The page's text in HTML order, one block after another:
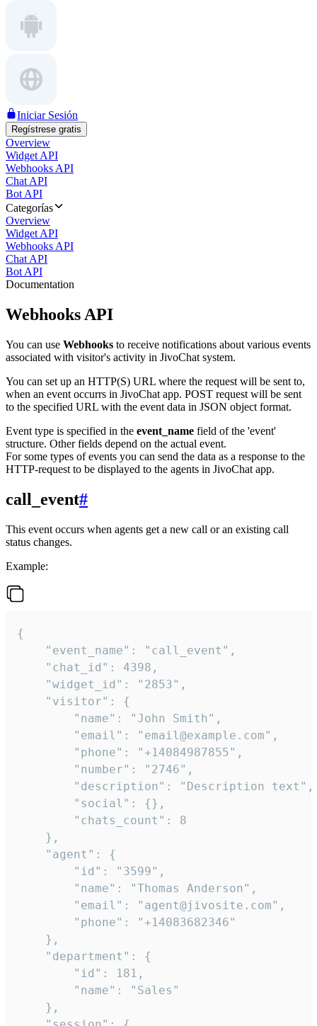
Iniciar Sesión
Regístrese gratis
Overview
Widget API
Webhooks API
Chat API
Bot API
Categorías
Overview
Widget API
Webhooks API
Chat API
Bot API
Documentation
Webhooks API
You can use Webhooks to receive notifications about various events
associated with visitor's activity in JivoChat system.
You can set up an HTTP(S) URL where the request will be sent to,
when an event occurrs in JivoChat app. POST request will be sent
to the specified URL with the event data in JSON object format.
Event type is specified in the event_name field of the 'event'
structure. Other fields depend on the actual event.
For some types of events you can send the data as a response to the
HTTP-request to be displayed to the agents in JivoChat app.
call_event#
This event occurs when agents get a new call or an existing call
status changes.
Example:
{
    "event_name": "call_event",
    "chat_id": 4398,
    "widget_id": "2853",
    "visitor": {
        "name": "John Smith",
        "email": "email@example.com",
        "phone": "+14084987855",
        "number": "2746",
        "description": "Description text",
        "social": {},
        "chats_count": 8
    },
    "agent": {
        "id": "3599",
        "name": "Thomas Anderson",
        "email": "agent@jivosite.com",
        "phone": "+14083682346"
    },
    "department": {
        "id": 181,
        "name": "Sales"
    },